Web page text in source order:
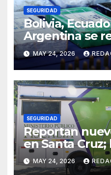
SEGURIDAD
Bolivia,
Argentina se
Santiago
delincuencia
transnacional
MAY 24, 2026
SEGURIDAD
Reportan
en Santa Cruz;
elevan a 33 en
MAY 24, 2026